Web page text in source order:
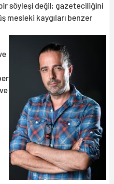
söyleşi değil; gazeteciliğini
mesleki kaygıları benzer